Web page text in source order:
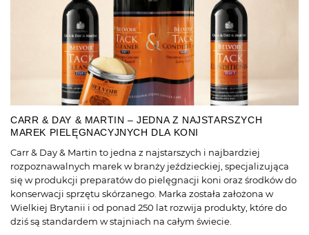
CARR & DAY & MARTIN – JEDNA Z NAJSTARSZYCH
MAREK PIELĘGNACYJNYCH DLA KONI
Carr & Day & Martin to jedna z najstarszych i najbardziej
rozpoznawalnych marek w branży jeździeckiej, specjalizująca
się w produkcji preparatów do pielęgnacji koni oraz środków do
konserwacji sprzętu skórzanego. Marka została założona w
Wielkiej Brytanii i od ponad 250 lat rozwija produkty, które do
dziś są standardem w stajniach na całym świecie.